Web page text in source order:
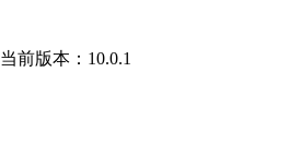
当前版本：10.0.1